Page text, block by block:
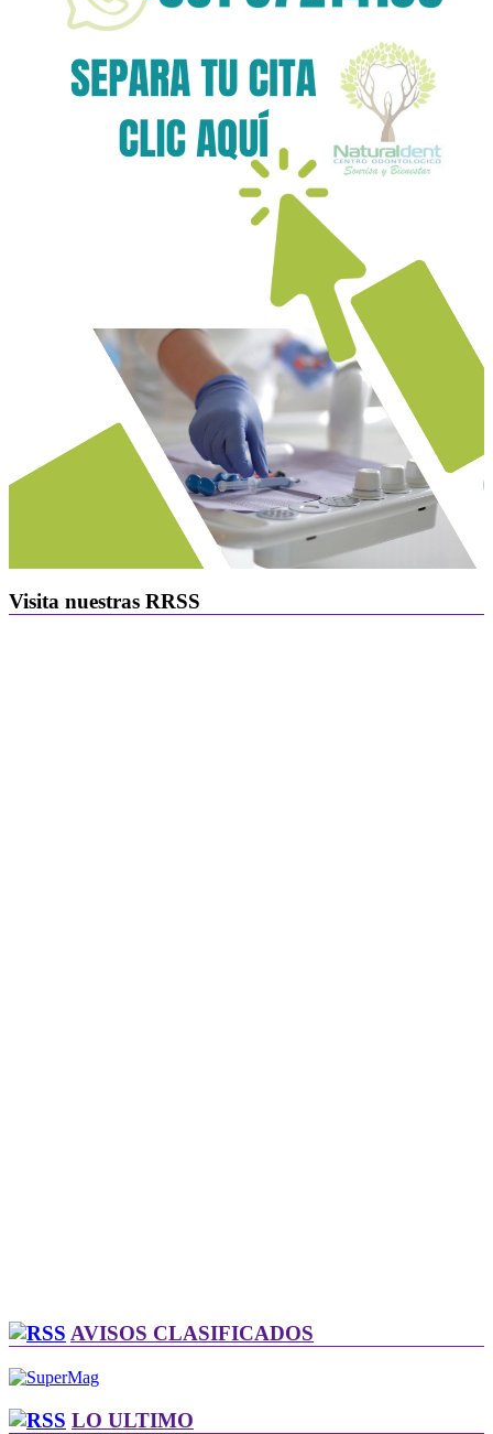
Visita nuestras RRSS
AVISOS CLASIFICADOS
LO ULTIMO